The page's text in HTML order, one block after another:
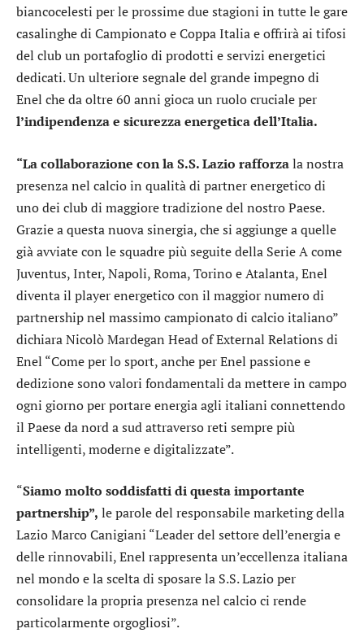
biancocelesti per le prossime due stagioni in tutte le gare
casalinghe di Campionato e Coppa Italia e offrirà ai tifosi
del club un portafoglio di prodotti e servizi energetici
dedicati. Un ulteriore segnale del grande impegno di
Enel che da oltre 60 anni gioca un ruolo cruciale per
l’indipendenza e sicurezza energetica dell’Italia.
“La collaborazione con la S.S. Lazio rafforzala nostra
presenza nel calcio in qualità di partner energetico di
uno dei club di maggiore tradizione del nostro Paese.
Grazie a questa nuova sinergia, che si aggiunge a quelle
già avviate con le squadre più seguite della Serie A come
Juventus, Inter, Napoli, Roma, Torino e Atalanta, Enel
diventa il player energetico con il maggior numero di
partnership nel massimo campionato di calcio italiano”
dichiara Nicolò Mardegan Head of External Relations di
Enel “Come per lo sport, anche per Enel passione e
dedizione sono valori fondamentali da mettere in campo
ogni giorno per portare energia agli italiani connettendo
il Paese da nord a sud attraverso reti sempre più
intelligenti, moderne e digitalizzate”.
“Siamo molto soddisfatti di questa importante
partnership”, le parole del responsabile marketing della
Lazio Marco Canigiani “Leader del settore dell’energia e
delle rinnovabili, Enel rappresenta un’eccellenza italiana
nel mondo e la scelta di sposare la S.S. Lazio per
consolidare la propria presenza nel calcio ci rende
particolarmente orgogliosi”.